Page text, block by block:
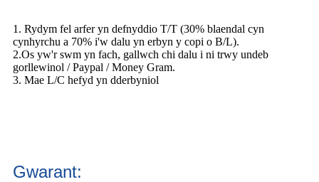
1. Rydym fel arfer yn defnyddio T/T (30% blaendal cyn
cynhyrchu a 70% i'w dalu yn erbyn y copi o B/L).
2.Os yw'r swm yn fach, gallwch chi dalu i ni trwy undeb
gorllewinol / Paypal / Money Gram.
3. Mae L/C hefyd yn dderbyniol
Gwarant: